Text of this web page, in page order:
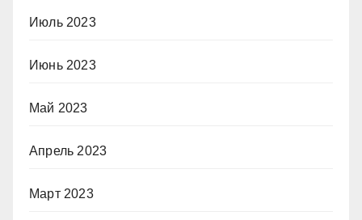
Июль 2023
Июнь 2023
Май 2023
Апрель 2023
Март 2023